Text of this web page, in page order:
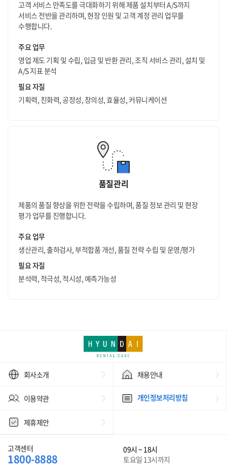
고객 서비스 만족도를 극대화하기 위해 제품 설치부터 A/S까지
서비스 전반을 관리하며, 현장 인원 및 고객 계정 관리 업무를
수행합니다.
주요 업무
영업 제도 기획 및 수립, 입금 및 반환 관리, 조직 서비스 관리, 설치 및
A/S 지표 분석
필요 자질
기획력, 친화력, 공정성, 창의성, 효율성, 커뮤니케이션
품질관리
제품의 품질 향상을 위한 전략을 수립하며, 품질 정보 관리 및 현장
평가 업무를 진행합니다.
주요 업무
생산관리, 출하검사, 부적합품 개선, 품질 전략 수립 및 운영/평가
필요 자질
분석력, 적극성, 적시성, 예측가능성
회사소개 채용안내
이용약관 개인정보처리방침
제휴제안
고객센터
1800-8888
09시 ~ 18시
토요일 13시까지